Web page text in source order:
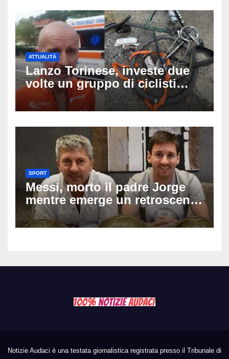
ATTUALITÀ
Lanzo Torinese, investe due
volte un gruppo di ciclisti
dopo una lite: arrestato
73enne, il racconto choc di un
SPORT
Messi, morto il padre Jorge
mentre emerge un retroscena
choc: le minacce di morte al
fuoriclasse durante i Mondiali
Notizie Audaci è una testata giornalistica registrata presso il Tribunale di